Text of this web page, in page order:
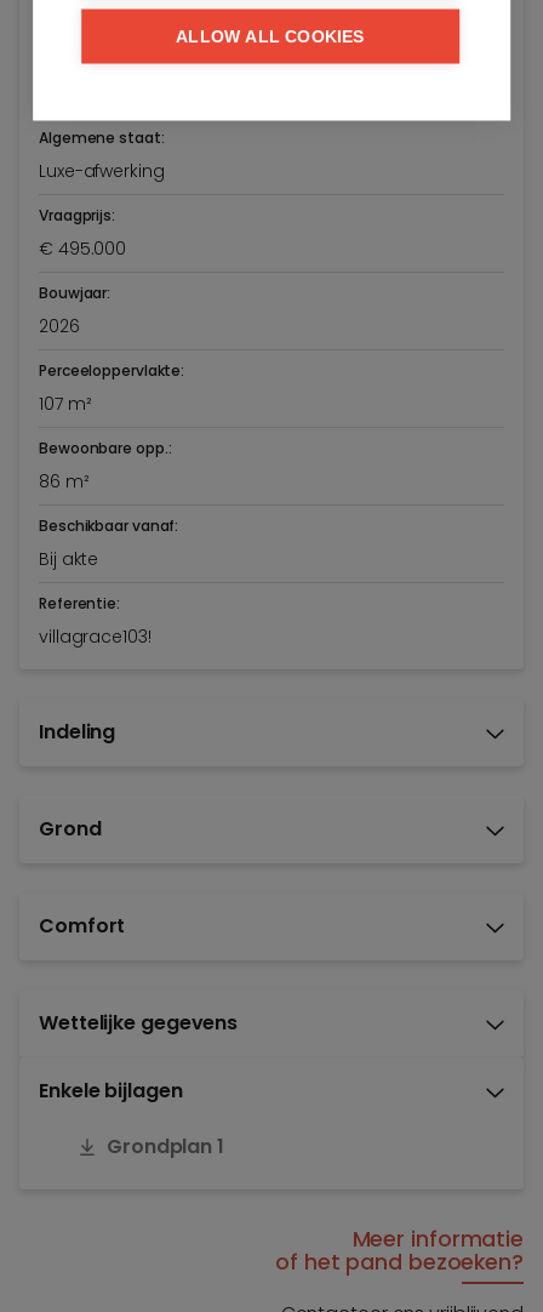
Westkapellestraat 488/103
Algemene staat:
Luxe-afwerking
Vraagprijs:
€ 495.000
Bouwjaar:
2026
Perceeloppervlakte:
107 m²
Bewoonbare opp.:
86 m²
Beschikbaar vanaf:
Bij akte
Referentie:
villagrace103!
Indeling
Grond
Comfort
Wettelijke gegevens
Enkele bijlagen
Grondplan 1
Meer informatie
of het pand bezoeken?
ALLOW ALL COOKIES